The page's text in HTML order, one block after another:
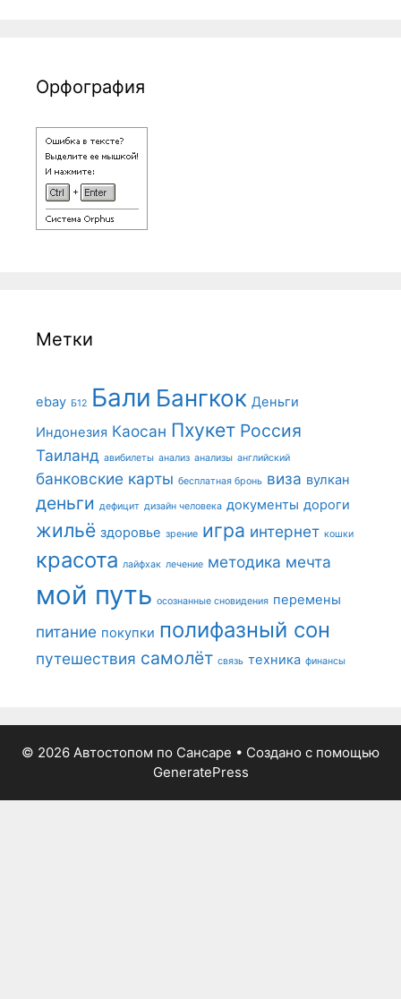
Орфография
Метки
ebay Б12 Бали Бангкок Деньги
Индонезия Каосан Пхукет Россия
Таиланд авибилеты анализ анализы английский
банковские карты бесплатная бронь виза вулкан
деньги дефицит дизайн человека документы дороги
жильё здоровье зрение игра интернет кошки
красота лайфхак лечение методика мечта
мой путь осознанные сновидения перемены
питание покупки полифазный сон
путешествия самолёт связь техника финансы
© 2026 Автостопом по Сансаре • Создано с помощью
GeneratePress